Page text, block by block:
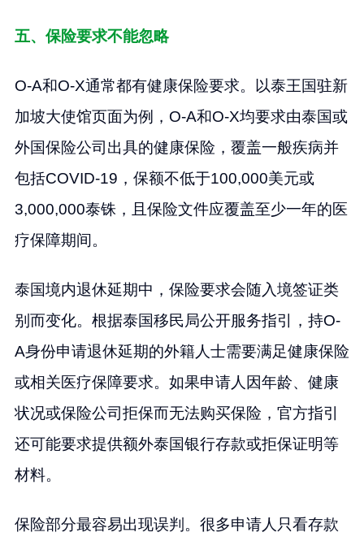
五、保险要求不能忽略
O-A和O-X通常都有健康保险要求。以泰王国驻新
加坡大使馆页面为例，O-A和O-X均要求由泰国或
外国保险公司出具的健康保险，覆盖一般疾病并
包括COVID-19，保额不低于100,000美元或
3,000,000泰铢，且保险文件应覆盖至少一年的医
疗保障期间。
泰国境内退休延期中，保险要求会随入境签证类
别而变化。根据泰国移民局公开服务指引，持O-
A身份申请退休延期的外籍人士需要满足健康保险
或相关医疗保障要求。如果申请人因年龄、健康
状况或保险公司拒保而无法购买保险，官方指引
还可能要求提供额外泰国银行存款或拒保证明等
材料。
保险部分最容易出现误判。很多申请人只看存款